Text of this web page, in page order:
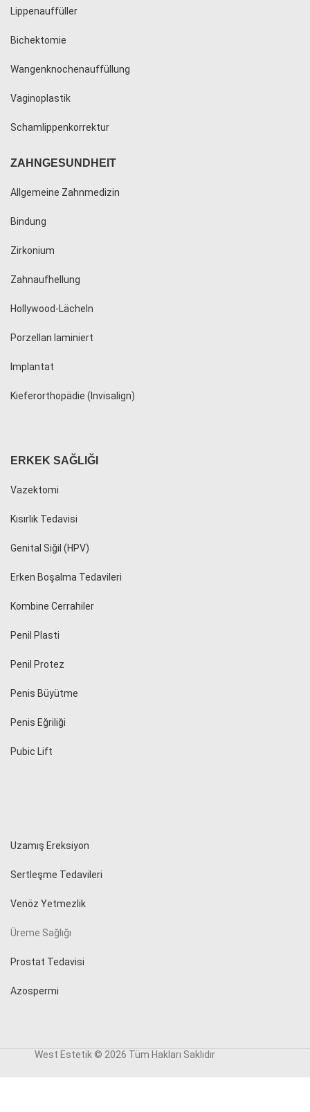
Lippenauffüller
Bichektomie
Wangenknochenauffüllung
Vaginoplastik
Schamlippenkorrektur
ZAHNGESUNDHEIT
Allgemeine Zahnmedizin
Bindung
Zirkonium
Zahnaufhellung
Hollywood-Lächeln
Porzellan laminiert
Implantat
Kieferorthopädie (Invisalign)
ERKEK SAĞLIĞI
Vazektomi
Kısırlık Tedavisi
Genital Siğil (HPV)
Erken Boşalma Tedavileri
Kombine Cerrahiler
Penil Plasti
Penil Protez
Penis Büyütme
Penis Eğriliği
Pubic Lift
Uzamış Ereksiyon
Sertleşme Tedavileri
Venöz Yetmezlik
Üreme Sağlığı
Prostat Tedavisi
Azospermi
West Estetik © 2026 Tüm Hakları Saklıdır